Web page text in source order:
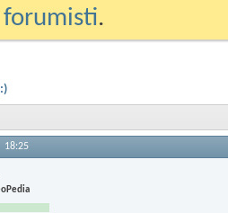
forumisti.
18:25